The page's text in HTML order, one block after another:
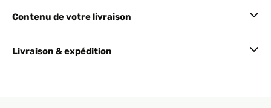
Contenu de votre livraison
Livraison & expédition